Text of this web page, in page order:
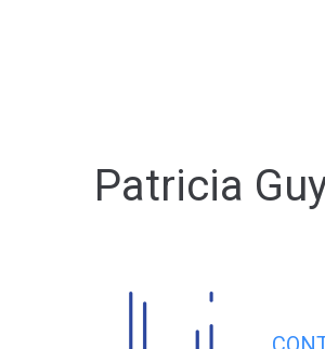
Patricia